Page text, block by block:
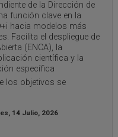
de la Dirección de
función clave en la
hacia modelos más
Facilita el despliegue de
(ENCA), la
científica y la
específica
los objetivos se
14 Julio, 2026